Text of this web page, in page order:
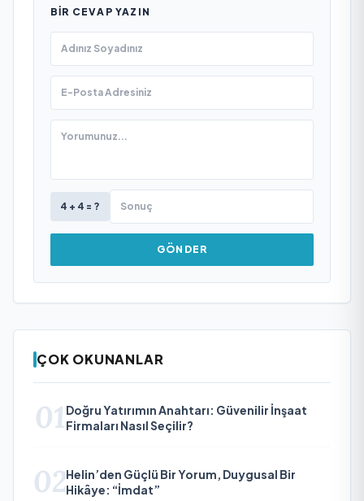
BIR CEVAP YAZIN
4 + 4 = ?
GÖNDER
ÇOK OKUNANLAR
01 Doğru Yatırımın Anahtarı: Güvenilir İnşaat
Firmaları Nasıl Seçilir?
02Helin’den Güçlü Bir Yorum, Duygusal Bir
Hikâye: “İmdat”